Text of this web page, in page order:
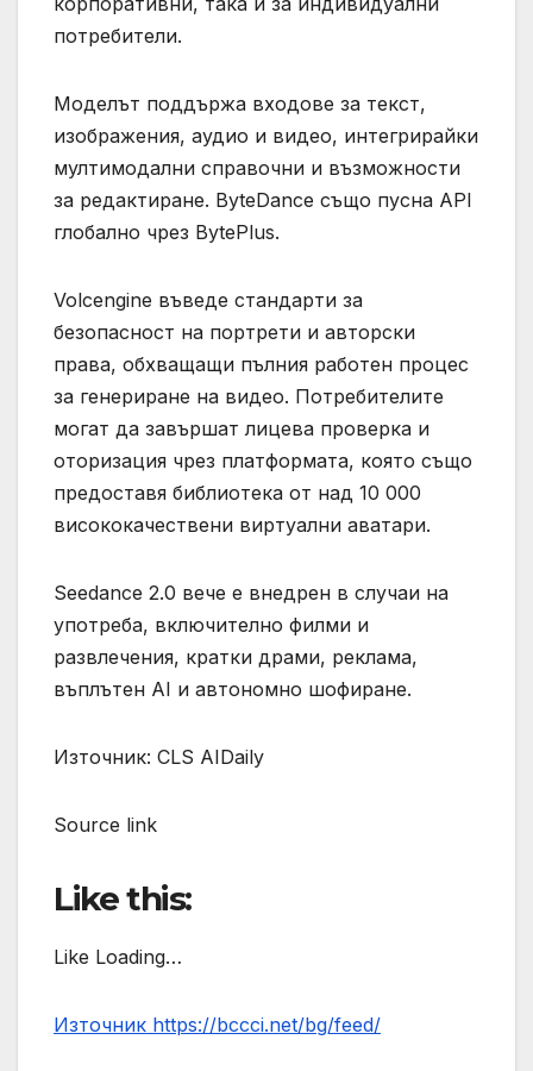
потребители.
Моделът поддържа входове за текст,
изображения, аудио и видео, интегрирайки
мултимодални справочни и възможности
за редактиране. ByteDance също пусна API
глобално чрез BytePlus.
Volcengine въведе стандарти за
безопасност на портрети и авторски
права, обхващащи пълния работен процес
за генериране на видео. Потребителите
могат да завършат лицева проверка и
оторизация чрез платформата, която също
предоставя библиотека от над 10 000
висококачествени виртуални аватари.
Seedance 2.0 вече е внедрен в случаи на
употреба, включително филми и
развлечения, кратки драми, реклама,
въплътен AI и автономно шофиране.
Източник: CLS AIDaily
Source link
Like this:
Like Loading…
Източник https://bccci.net/bg/feed/